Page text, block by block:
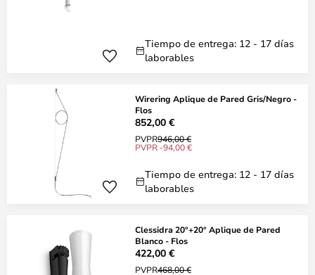
Tiempo de entrega: 12 - 17 días
laborables
Wirering Aplique de Pared Gris/Negro -
Flos
852,00 €
PVPR946,00 €
PVPR -94,00 €
Tiempo de entrega: 12 - 17 días
laborables
Clessidra 20°+20° Aplique de Pared
Blanco - Flos
422,00 €
PVPR468,00 €